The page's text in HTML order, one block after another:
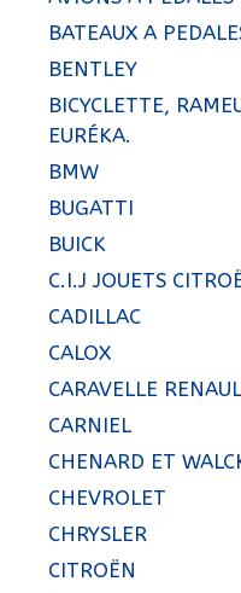
BATEAUX A
BENTLEY
BICYCLETTE,
EURÉKA.
BMW
BUGATTI
BUICK
C.I.J JOUETS
CADILLAC
CALOX
CARAVELLE
CARNIEL
CHENARD ET
CHEVROLET
CHRYSLER
CITROËN